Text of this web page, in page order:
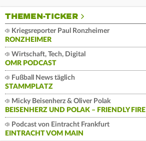
THEMEN-TICKER
Kriegsreporter Paul Ronzheimer
RONZHEIMER
Wirtschaft, Tech, Digital
OMR PODCAST
Fußball News täglich
STAMMPLATZ
Micky Beisenherz & Oliver Polak
BEISENHERZ UND POLAK – FRIENDLY FIRE
Podcast von Eintracht Frankfurt
EINTRACHT VOM MAIN